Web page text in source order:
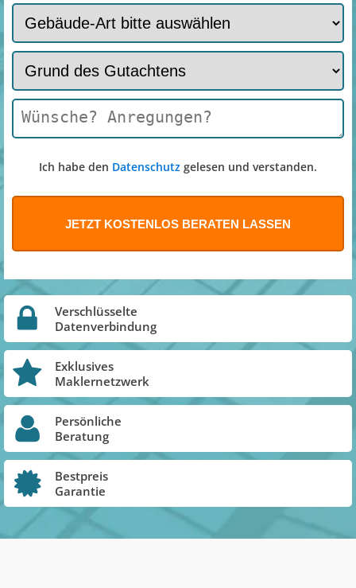
Ich habe den Datenschutz gelesen und verstanden.
Verschlüsselte
Datenverbindung
Exklusives
Maklernetzwerk
Persönliche
Beratung
Bestpreis
Garantie